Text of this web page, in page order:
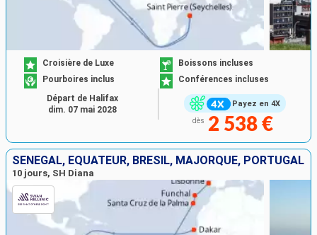
Payez en 4X
Croisière de Luxe
Boissons incluses
Pourboires inclus
Conférences incluses
dès 2 538 €
Départ de Halifax
dim. 07 mai 2028
SÉNÉGAL, ÉQUATEUR, BRÉSIL, MAJORQUE, PORTUGAL
10 jours, SH Diana